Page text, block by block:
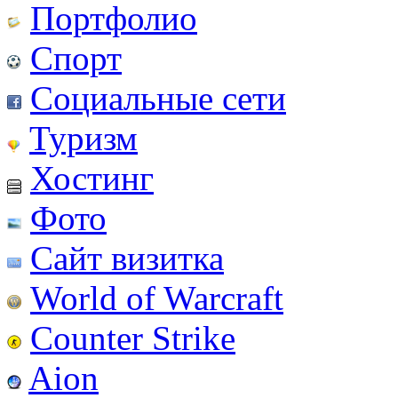
Портфолио
Спорт
Социальные сети
Туризм
Хостинг
Фото
Сайт визитка
World of Warcraft
Counter Strike
Aion